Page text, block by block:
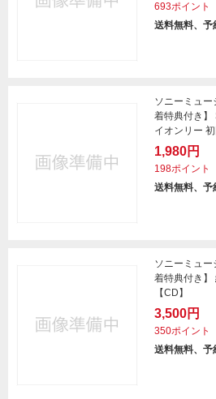
693ポイント
送料無料、予
ソニーミュ
着特典付き】
イオンリー 初
1,980円
198ポイント
送料無料、予
ソニーミュ
着特典付き】
【CD】
3,500円
350ポイント
送料無料、予